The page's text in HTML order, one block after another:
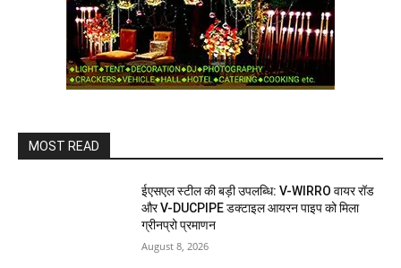
MOST READ
ईएसएल स्टील की बड़ी उपलब्धि: V-WIRRO वायर रॉड
और V-DUCPIPE डक्टाइल आयरन पाइप को मिला
ग्रीनप्रो प्रमाणन
August 8, 2026